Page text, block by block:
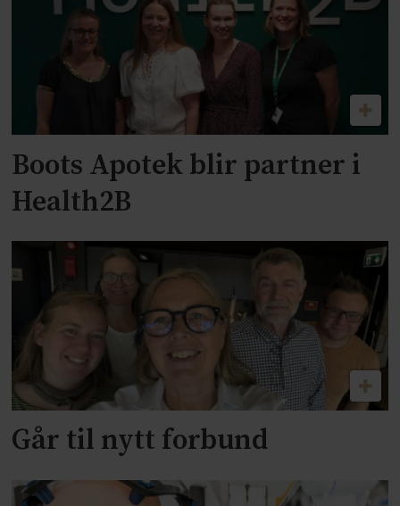
Boots Apotek blir partner i
Health2B
Går til nytt forbund